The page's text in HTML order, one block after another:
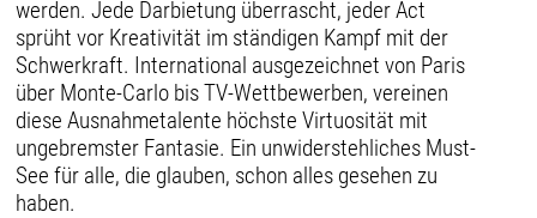
werden. Jede Darbietung überrascht, jeder Act
sprüht vor Kreativität im ständigen Kampf mit der
Schwerkraft. International ausgezeichnet von Paris
über Monte-Carlo bis TV-Wettbewerben, vereinen
diese Ausnahmetalente höchste Virtuosität mit
ungebremster Fantasie. Ein unwiderstehliches Must-
See für alle, die glauben, schon alles gesehen zu
haben.